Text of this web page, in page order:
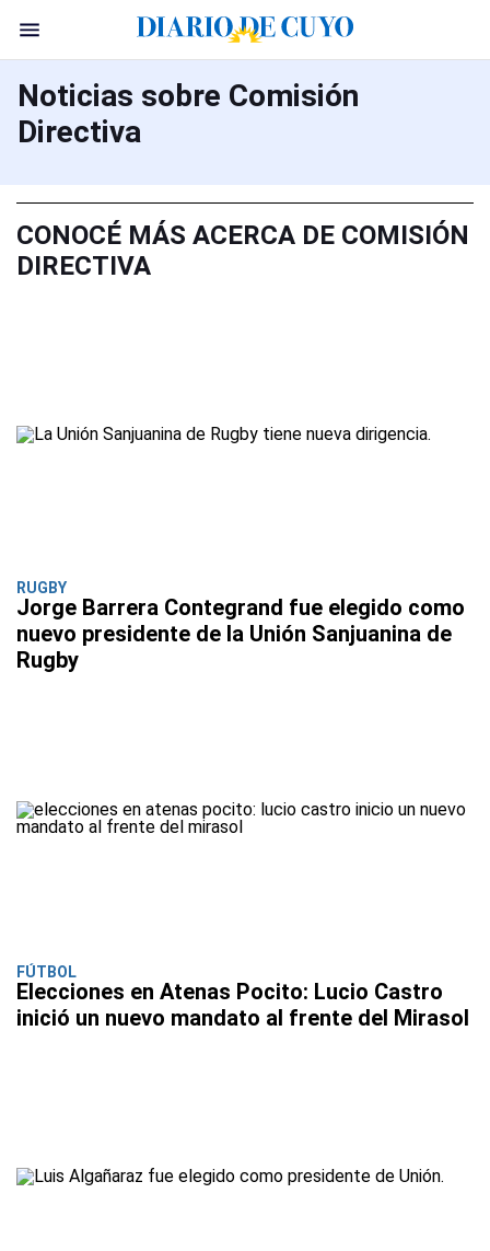
Noticias sobre Comisión
Directiva
CONOCÉ MÁS ACERCA DE COMISIÓN
DIRECTIVA
RUGBY
Jorge Barrera Contegrand fue elegido como
nuevo presidente de la Unión Sanjuanina de
Rugby
FÚTBOL
Elecciones en Atenas Pocito: Lucio Castro
inició un nuevo mandato al frente del Mirasol